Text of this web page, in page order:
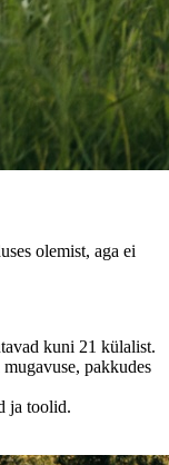
olemist, aga ei
kuni 21 külalist.
pakkudes
ja toolid.